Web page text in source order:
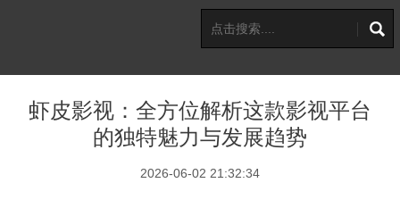
虾皮影视：全方位解析这款影视平台
的独特魅力与发展趋势
2026-06-02 21:32:34